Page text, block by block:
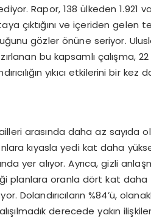
Rapor, 138 ülkeden 1.921
çıktığını ve içeriden gelen
gözler önüne seriyor.
bu kapsamlı çalışma,
yıkıcı etkilerini bir
failleri arasında daha az
kıyasla yedi kat daha
yer alıyor. Ayrıca, gizli
planlara oranla dört kat
Dolandırıcıların %84’ü,
derecede yakın